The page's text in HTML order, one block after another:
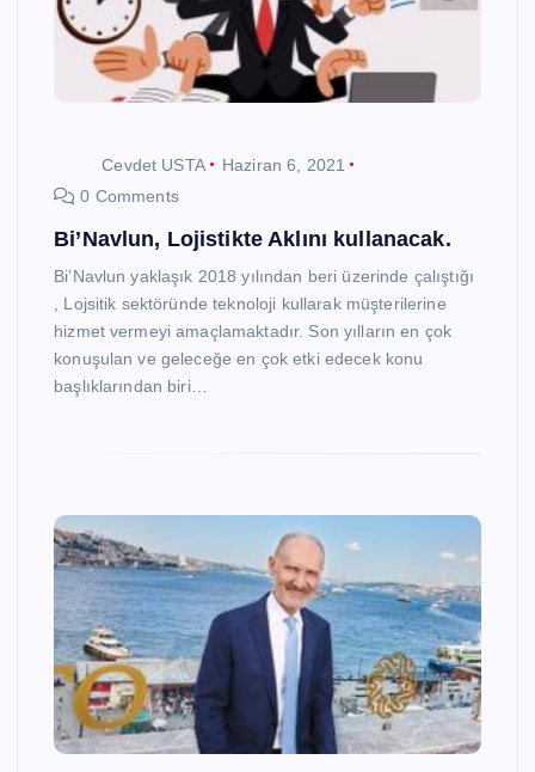
Cevdet USTA
Haziran 6, 2021
0 Comments
Bi’Navlun, Lojistikte Aklını kullanacak.
Bi’Navlun yaklaşık 2018 yılından beri üzerinde çalıştığı
, Lojsitik sektöründe teknoloji kullarak müşterilerine
hizmet vermeyi amaçlamaktadır. Son yılların en çok
konuşulan ve geleceğe en çok etki edecek konu
başlıklarından biri…